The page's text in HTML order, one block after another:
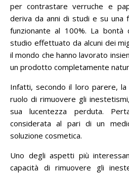
per contrastare verruche e
deriva da anni di studi e su una
funzionante al 100%. La bontà
studio effettuato da alcuni dei
il mondo che hanno lavorato
un prodotto completamente
Infatti, secondo il loro parere,
ruolo di rimuovere gli
sua lucentezza perduta.
considerata al pari di un
soluzione cosmetica.
Uno degli aspetti più
capacità di rimuovere gli